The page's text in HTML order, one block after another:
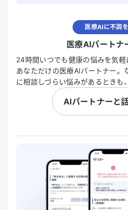
医療AIに不調
医療AIパートナ
24時間いつでも健康の悩みを気
あなただけの医療AIパートナー。
に相談しづらい悩みがあるときも
AIパートナーと